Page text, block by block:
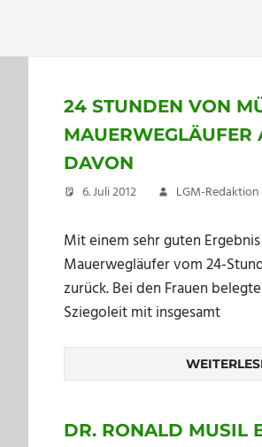
24 STUNDEN VON
MAUERWEGLÄUFER
DAVON
6. Juli 2012 LGM-Redaktion
Mit einem sehr guten
Mauerwegläufer vom 24-
zurück. Bei den Frauen
Sziegoleit mit insgesamt
DR. RONALD MUSIL